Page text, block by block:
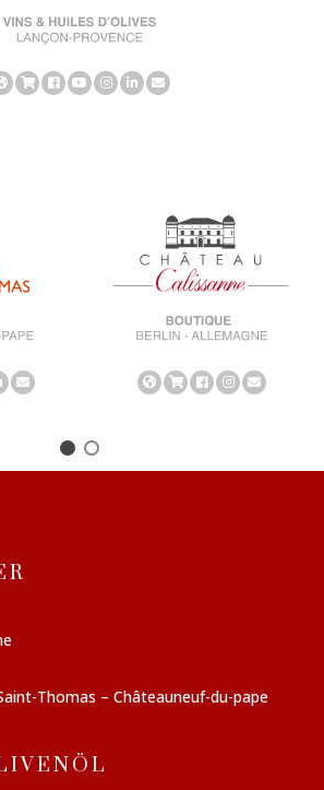
Thomas – Châteauneuf-du-pape